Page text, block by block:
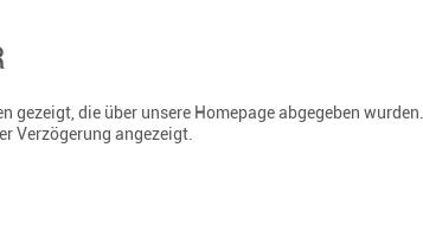
gezeigt, die über unsere Homepage abgegeben
Verzögerung angezeigt.